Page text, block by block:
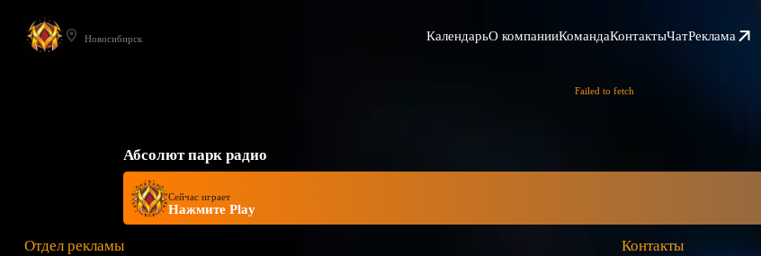
Новосибирск КалендарьО компанииКомандаКонтактыЧатРеклама
Failed to fetch
Абсолют парк радио
Сейчас играет
Нажмите Play
Отдел рекламы Контакты